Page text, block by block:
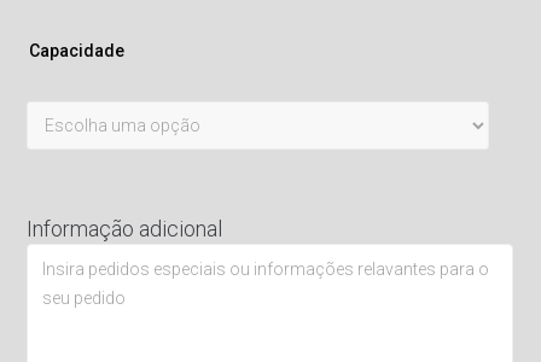
Capacidade
Informação adicional